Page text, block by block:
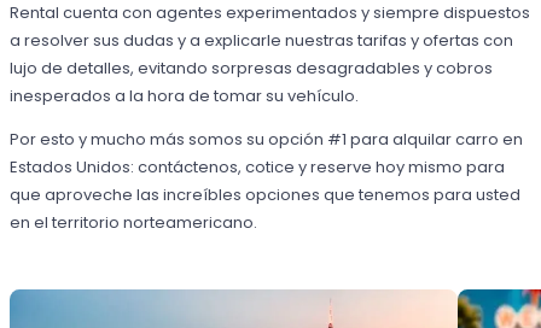
Rental cuenta con agentes experimentados y siempre dispuestos
a resolver sus dudas y a explicarle nuestras tarifas y ofertas con
lujo de detalles, evitando sorpresas desagradables y cobros
inesperados a la hora de tomar su vehículo.
Por esto y mucho más somos su opción #1 para alquilar carro en
Estados Unidos: contáctenos, cotice y reserve hoy mismo para
que aproveche las increíbles opciones que tenemos para usted
en el territorio norteamericano.